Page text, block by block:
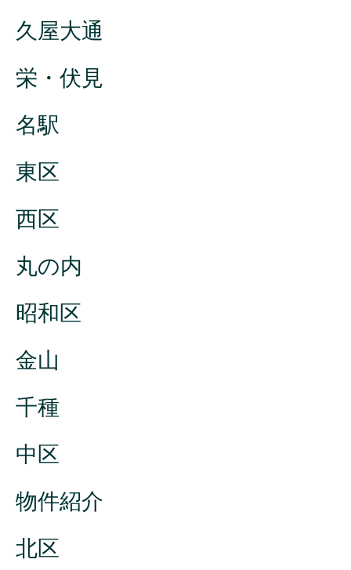
久屋大通
栄・伏見
名駅
東区
西区
丸の内
昭和区
金山
千種
中区
物件紹介
北区